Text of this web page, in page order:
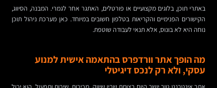
באתרי תוכן, בלוגים מקצועיים או פורטלים, האתגר אחר לגמרי. המבנה, הסיווג,
הקישורים הפנימיים והקריאות בטלפון חשובים במיוחד. כאן מערכת ניהול תוכן
נוחה היא לא בונוס, אלא תנאי לעבודה שוטפת.
מה הופך אתר וורדפרס בהתאמה אישית למנוע
עסקי, ולא רק לנכס דיגיטלי